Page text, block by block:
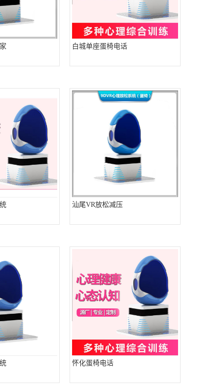
白城单座蛋椅电话
汕尾VR放松减压
怀化蛋椅电话